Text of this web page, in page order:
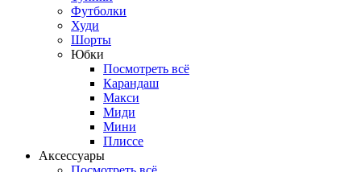
Футболки
Худи
Шорты
Юбки
Посмотреть всё
Карандаш
Макси
Миди
Мини
Плиссе
Аксессуары